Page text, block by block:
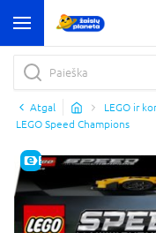
Atgal LEGO ir
LEGO Speed Champions
E-KAINA